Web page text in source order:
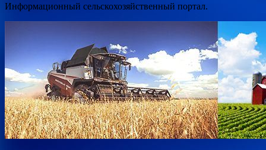
Информационный сельскохозяйственный портал.